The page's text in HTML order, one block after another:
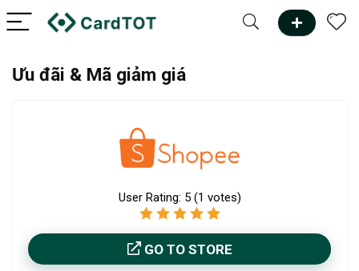
Ưu đãi & Mã giảm giá
User Rating: 5 (1 votes)
GO TO STORE